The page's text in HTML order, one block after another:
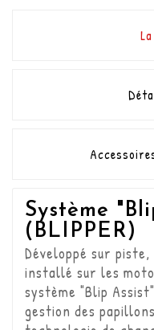
Système
(BLIPPER)
Développé sur
installé sur les
système "Blip
gestion des